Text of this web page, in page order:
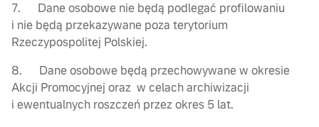
7. Dane osobowe nie będą podlegać profilowaniu
i nie będą przekazywane poza terytorium
Rzeczypospolitej Polskiej.
8. Dane osobowe będą przechowywane w okresie
Akcji Promocyjnej oraz w celach archiwizacji
i ewentualnych roszczeń przez okres 5 lat.